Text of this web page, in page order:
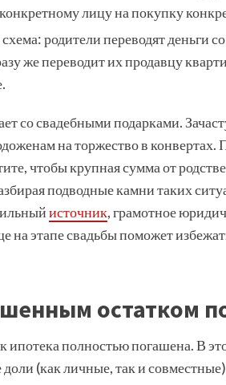
лицу на покупку
родители переводят деньги
же переводит их продавцу
со свадебными подарками.
на торжество в конвертах.
чтобы крупная сумма от
подводные камни таких
источник, грамотное
на этапе свадьбы поможет
остатком
ипотека полностью погашена. В
(как личные, так и